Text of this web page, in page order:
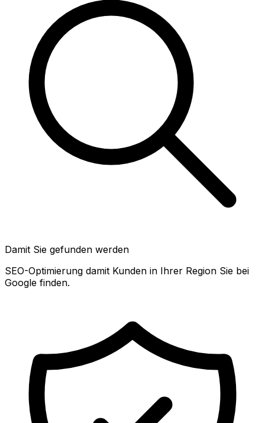
Damit Sie gefunden werden
SEO-Optimierung damit Kunden in Ihrer Region Sie bei
Google finden.